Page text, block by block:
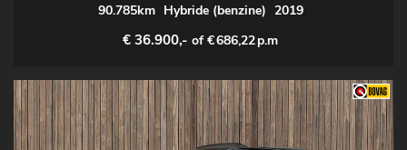
90.785km Hybride (benzine) 2019
€ 36.900,- of €686,22p.m